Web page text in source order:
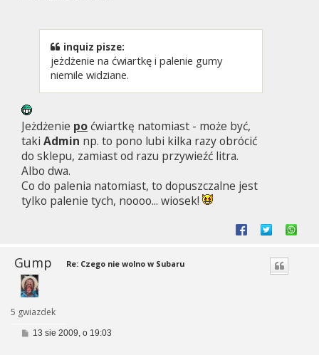
inquiz pisze:
jeżdżenie na ćwiartkę i palenie gumy
niemile widziane.
Jeżdżenie po ćwiartkę natomiast - może być,
taki Admin np. to pono lubi kilka razy obrócić
do sklepu, zamiast od razu przywieźć litra.
Albo dwa.
Co do palenia natomiast, to dopuszczalne jest
tylko palenie tych, noooo... wiosek!
Gump
5 gwiazdek
Re: Czego nie wolno w Subaru
P13 sie 2009, o 19:03